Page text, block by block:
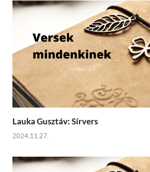
Lauka Gusztáv: Sírvers
2024.11.27.